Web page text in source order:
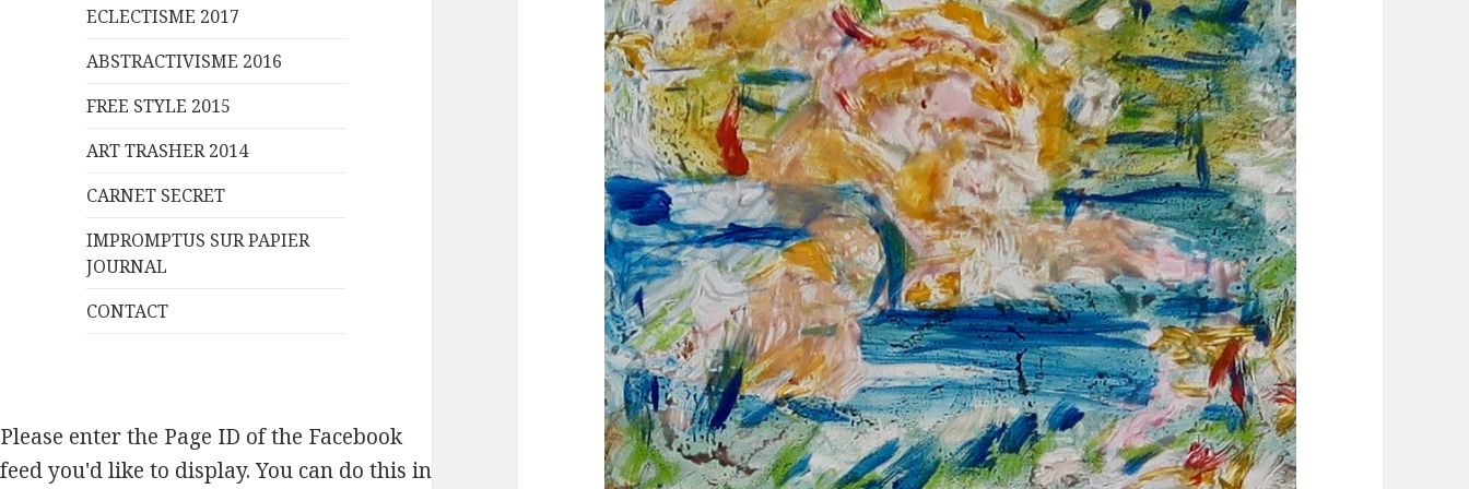
ECLECTISME 2017
ABSTRACTIVISME 2016
FREE STYLE 2015
ART TRASHER 2014
CARNET SECRET
IMPROMPTUS SUR PAPIER
JOURNAL
CONTACT
Please enter the Page ID of the Facebook
feed you'd like to display. You can do this in